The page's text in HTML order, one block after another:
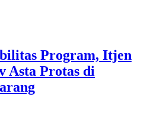
Program, Itjen
Asta Protas di